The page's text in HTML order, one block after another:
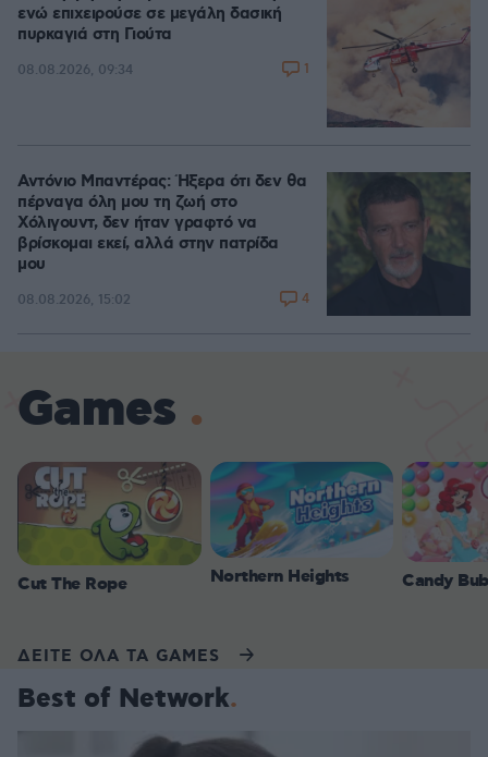
ενώ επιχειρούσε σε μεγάλη δασική
πυρκαγιά στη Γιούτα
08.08.2026, 09:34 1
Αντόνιο Μπαντέρας: Ήξερα ότι δεν θα
πέρναγα όλη μου τη ζωή στο
Χόλιγουντ, δεν ήταν γραφτό να
βρίσκομαι εκεί, αλλά στην πατρίδα
μου
08.08.2026, 15:02 4
Games
Cut The Rope Northern Heights Candy
ΔΕΙΤΕ ΟΛΑ ΤΑ GAMES
Best of Network